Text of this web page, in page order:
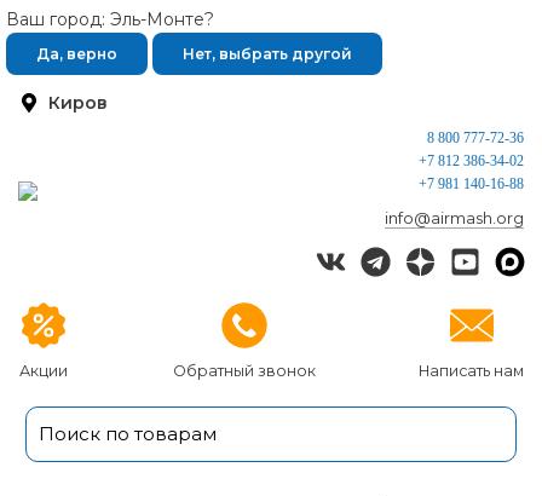
Киров
Ваш город: Эль-Монте?
Да, верно Нет, выбрать другой
Акции Обратный звонок Написать нам
8 800 777-72-36
+7 812 386-34-02
+7 981 140-16-88
info@airmash.org